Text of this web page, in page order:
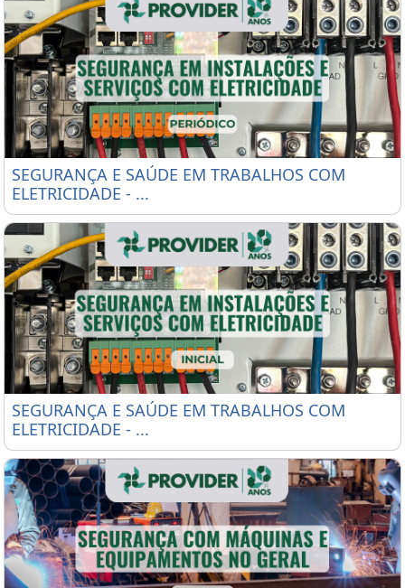
SEGURANÇA E SAÚDE EM TRABALHOS COM
SEGURANÇA E SAÚDE EM TRABALHOS COM
ELETRICIDADE - ...
SEGURANÇA E SAÚDE EM TRABALHOS COM
SEGURANÇA E SAÚDE EM TRABALHOS COM
ELETRICIDADE - ...